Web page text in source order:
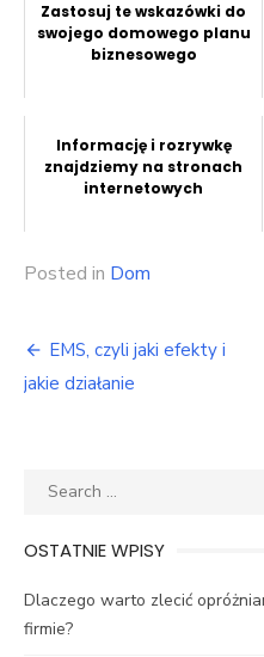
Zastosuj te wskazówki do
swojego domowego planu
biznesowego
Informację i rozrywkę
znajdziemy na stronach
internetowych
Posted in Dom
Nawigacja
wpisu
EMS, czyli jaki efekty i
jakie działanie
Search
OSTATNIE WPISY
Dlaczego warto zlecić
firmie?